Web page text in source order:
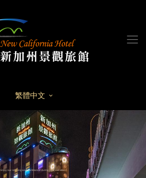
繁體中文
Enjoy our relaxing warm ambiance during your vacation !